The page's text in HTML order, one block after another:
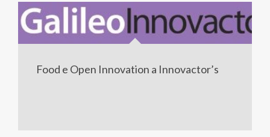
Food e Open Innovation a Innovactor’s